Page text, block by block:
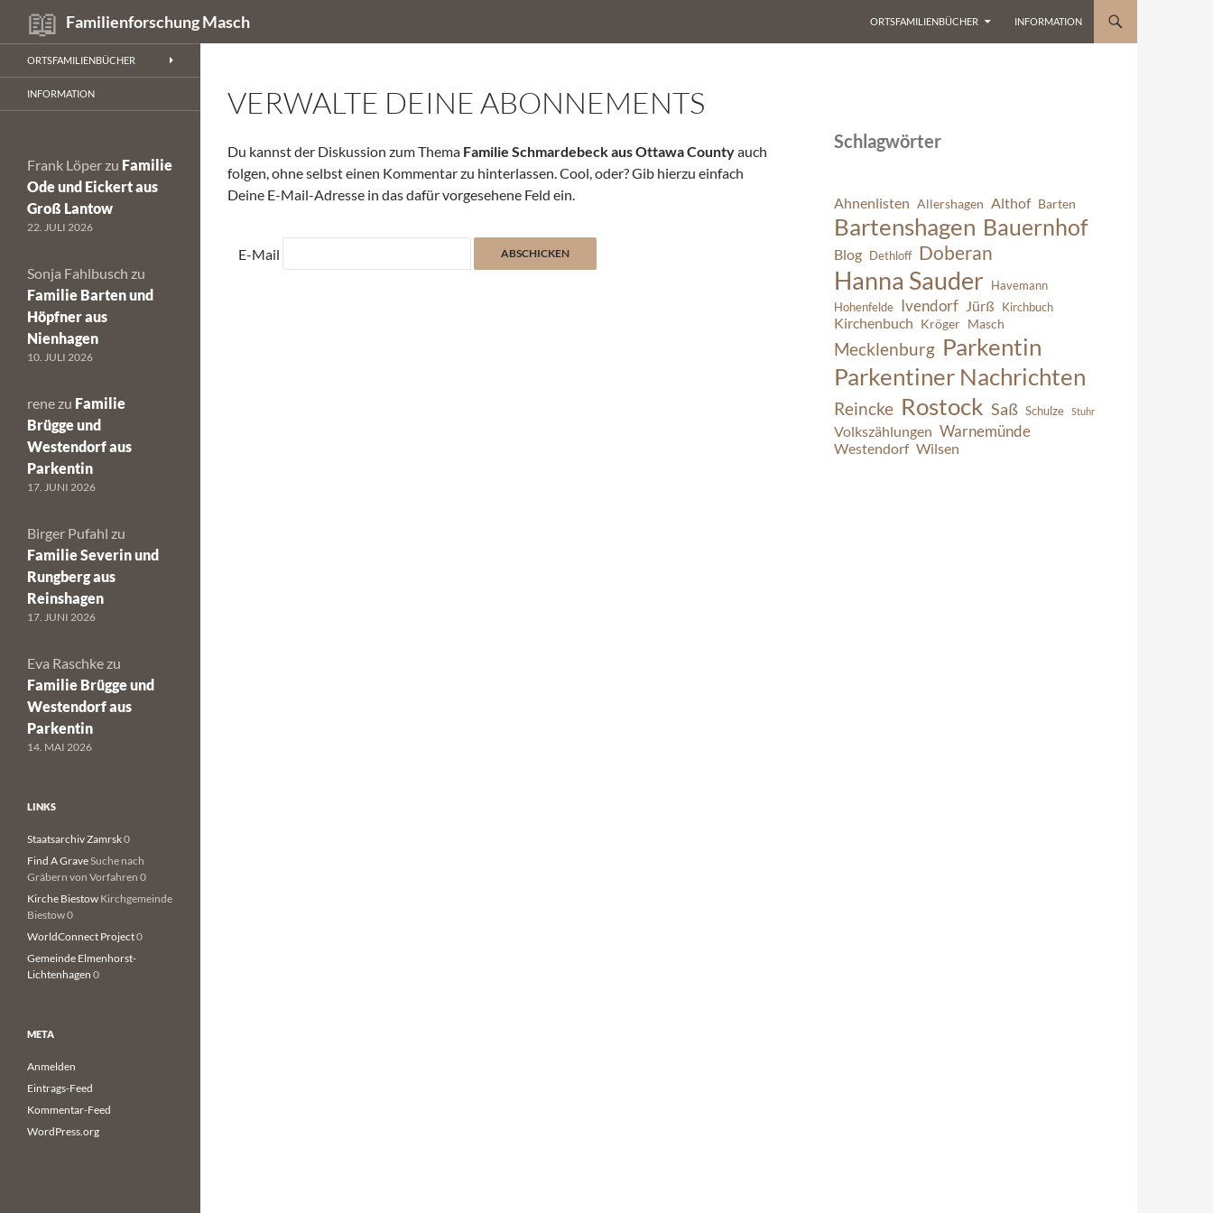
Inhalt
springen
Familienforschung Masch
Suchen
ORTSFAMILIENBÜCHER INFORMATION
VERWALTE DEINE ABONNEMENTS
Du kannst der Diskussion zum Thema Familie Schmardebeck aus Ottawa Countyauch
folgen, ohne selbst einen Kommentar zu hinterlassen. Cool, oder? Gib hierzu einfach
Deine E-Mail-Adresse in das dafür vorgesehene Feld ein.
E-Mail
Schlagwörter
Ahnenlisten Allershagen Althof Barten
Bartenshagen Bauernhof
Blog Dethloff Doberan
Hanna Sauder
Havemann
Hohenfelde Ivendorf Jürß Kirchbuch
Kirchenbuch Kröger Masch
Mecklenburg Parkentin
Parkentiner Nachrichten
Reincke Rostock Saß Schulze Stuhr
Volkszählungen Warnemünde
Westendorf Wilsen
ORTSFAMILIENBÜCHER
INFORMATION
Frank Löper zu Familie
Ode und Eickert aus
Groß Lantow
22. JULI 2026
Sonja Fahlbusch zu
Familie Barten und
Höpfner aus
Nienhagen
10. JULI 2026
rene zu Familie
Brügge und
Westendorf aus
Parkentin
17. JUNI 2026
Birger Pufahl zu
Familie Severin und
Rungberg aus
Reinshagen
17. JUNI 2026
Eva Raschke zu
Familie Brügge und
Westendorf aus
Parkentin
14. MAI 2026
LINKS
Staatsarchiv Zamrsk0
Find A GraveSuche nach
Gräbern von Vorfahren 0
Kirche Biestow Kirchgemeinde
Biestow 0
WorldConnect Project0
Gemeinde Elmenhorst-
Lichtenhagen 0
META
Anmelden
Eintrags-Feed
Kommentar-Feed
WordPress.org